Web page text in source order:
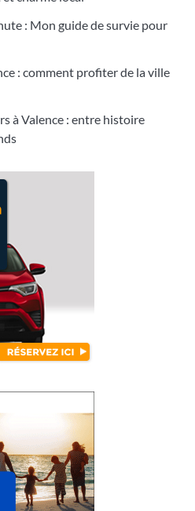
: Mon guide de survie pour
: comment profiter de la ville
à Valence : entre histoire